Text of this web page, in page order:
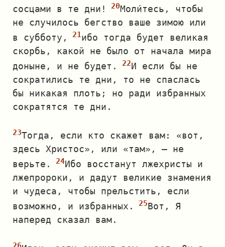
сосцами в те дни!
Моли́тесь, чтобы
не случилось бегство ваше зимою или
в субботу,
ибо тогда будет великая
скорбь, какой не было от начала мира
доныне, и не будет.
И если бы не
сократились те дни, то не спаслась
бы никакая плоть; но ради избранных
сократятся те дни.
Тогда, если кто скажет вам: «вот,
здесь Христос», или «там», — не
верьте.
Ибо восстанут лжехристы и
лжепророки, и дадут великие знамения
и чудеса, чтобы прельстить, если
возможно, и избранных.
Вот, Я
наперед сказал вам.